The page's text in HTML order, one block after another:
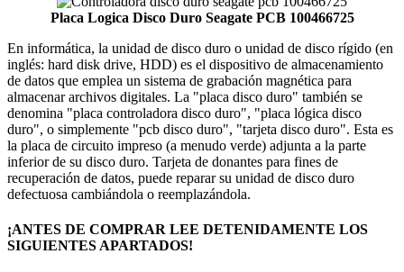
Placa Logica Disco Duro Seagate PCB 100466725
En informática, la unidad de disco duro o unidad de disco rígido (en
inglés: hard disk drive, HDD) es el dispositivo de almacenamiento
de datos que emplea un sistema de grabación magnética para
almacenar archivos digitales. La "placa disco duro" también se
denomina "placa controladora disco duro", "placa lógica disco
duro", o simplemente "pcb disco duro", "tarjeta disco duro". Esta es
la placa de circuito impreso (a menudo verde) adjunta a la parte
inferior de su disco duro. Tarjeta de donantes para fines de
recuperación de datos, puede reparar su unidad de disco duro
defectuosa cambiándola o reemplazándola.
¡ANTES DE COMPRAR LEE DETENIDAMENTE LOS
SIGUIENTES APARTADOS!